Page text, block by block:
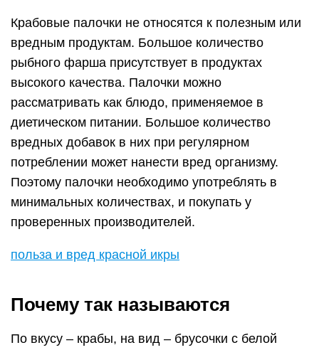
Крабовые палочки не относятся к полезным или
вредным продуктам. Большое количество
рыбного фарша присутствует в продуктах
высокого качества. Палочки можно
рассматривать как блюдо, применяемое в
диетическом питании. Большое количество
вредных добавок в них при регулярном
потреблении может нанести вред организму.
Поэтому палочки необходимо употреблять в
минимальных количествах, и покупать у
проверенных производителей.
польза и вред красной икры
Почему так называются
По вкусу – крабы, на вид – брусочки с белой